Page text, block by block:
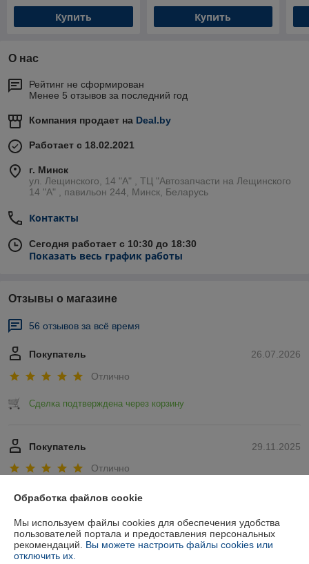
Купить Купить
О нас
Рейтинг не сформирован
Менее 5 отзывов за последний год
Компания продает на Deal.by
Работает с 18.02.2021
г. Минск
ул. Лещинского, 14 "А" , ТЦ "Автозапчасти на Лещинcкого
14 "A" , павильон 244, Минск, Беларусь
Контакты
Сегодня работает с 10:30 до 18:30
Показать весь график работы
Отзывы о магазине
56 отзывов за всё время
26.07.2026
Покупатель
Отлично
Сделка подтверждена через корзину
29.11.2025
Покупатель
Отлично
Показать все отзывы
О нас
Обработка файлов cookie
Мы используем файлы cookies для обеспечения удобства
пользователей портала и предоставления персональных
рекомендаций. Вы можете настроить файлы cookies или
отключить их.